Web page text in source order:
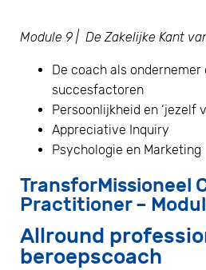
Module 9 | De Zakelijke Kant
De coach als ondernemer
succesfactoren
Persoonlijkheid en ‘jezelf
Appreciative Inquiry
Psychologie en Marketing
TransforMissioneel
Practitioner –
Allround
beroepscoach